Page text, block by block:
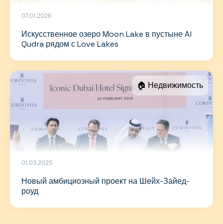
07.01.2026
Искусственное озеро Moon Lake в пустыне Al
Qudra рядом с Love Lakes
🏠 Недвижимость
01.03.2025
Новый амбициозный проект на Шейх-Зайед-
роуд